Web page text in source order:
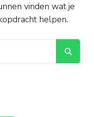
vinden wat je
helpen.